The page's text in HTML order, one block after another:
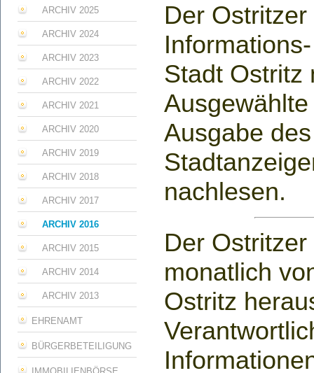
ARCHIV 2025
ARCHIV 2024
ARCHIV 2023
ARCHIV 2022
ARCHIV 2021
ARCHIV 2020
ARCHIV 2019
ARCHIV 2018
ARCHIV 2017
ARCHIV 2016
ARCHIV 2015
ARCHIV 2014
ARCHIV 2013
EHRENAMT
BÜRGERBETEILIGUNG
Der
Stadt Ostritz
Ausgabe
nachlesen.
Der
monatlich
Ostritz